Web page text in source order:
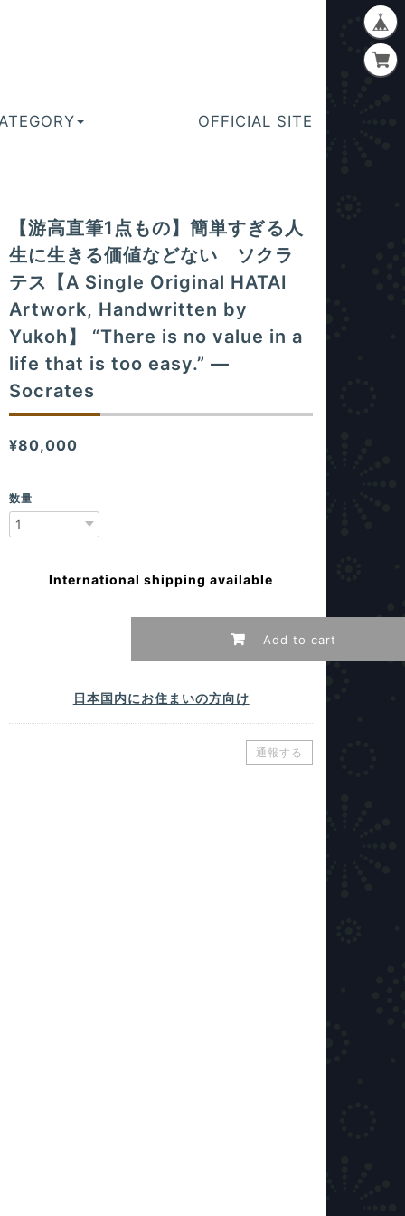
OFFICIAL SITE
【游高直筆1点もの】簡単すぎる人
生に生きる価値などない ソクラ
テス【A Single Original HATAI
Artwork, Handwritten by
Yukoh】 “There is no value in a
life that is too easy.” —
Socrates
¥80,000
数量
International shipping available
Add to cart
日本国内にお住まいの方向け
通報する